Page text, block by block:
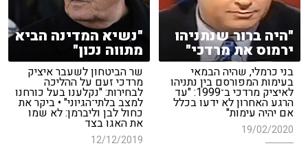
"היה ברור שנתניהו
ירמוס את מרדכי"
בני כרמלי, שהיה הבמאי
בעימות המפורסם בין נתניהו
לאיציק מרדכי ב־1999: "עד
הרגע האחרון לא ידעו בכלל
אם יהיה עימות"
19/02/2020
"נשיא המדינה הביא
מתווה נכון"
שר הביטחון לשעבר איציק
מרדכי זעם על ההליכה
לבחירות: "נקלענו בעל כורחנו
למצב בלתי־הגיוני" • ביקר את
כחול לבן וליברמן: לא שמו
את האגו בצד
12/12/2019